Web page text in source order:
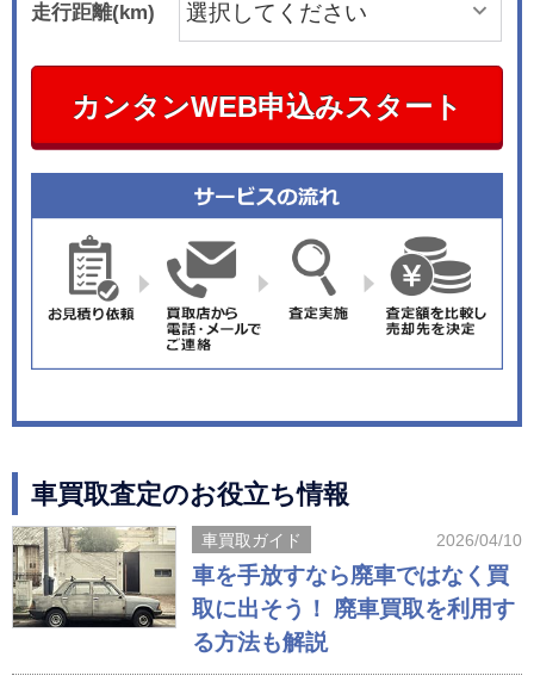
走行距離(km)
カンタンWEB申込みスタート
車買取査定のお役立ち情報
車買取ガイド 2026/04/10
車を手放すなら廃車ではなく買
取に出そう！ 廃車買取を利用す
る方法も解説